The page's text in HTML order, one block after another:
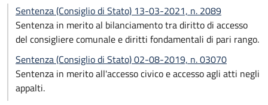
Sentenza (Consiglio di Stato) 13-03-2021, n. 2089
Sentenza in merito al bilanciamento tra diritto di accesso
del consigliere comunale e diritti fondamentali di pari rango.
Sentenza (Consiglio di Stato) 02-08-2019, n. 03070
Sentenza in merito all'accesso civico e accesso agli atti negli
appalti.